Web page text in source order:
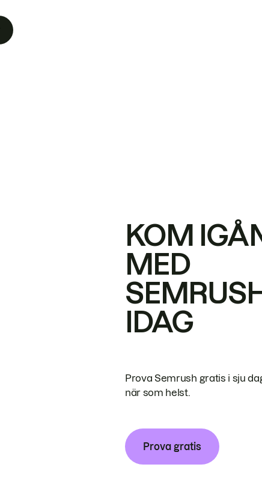
KOM
MED
IDAG
Prova Semrush gratis i sju
när som helst.
Prova gratis